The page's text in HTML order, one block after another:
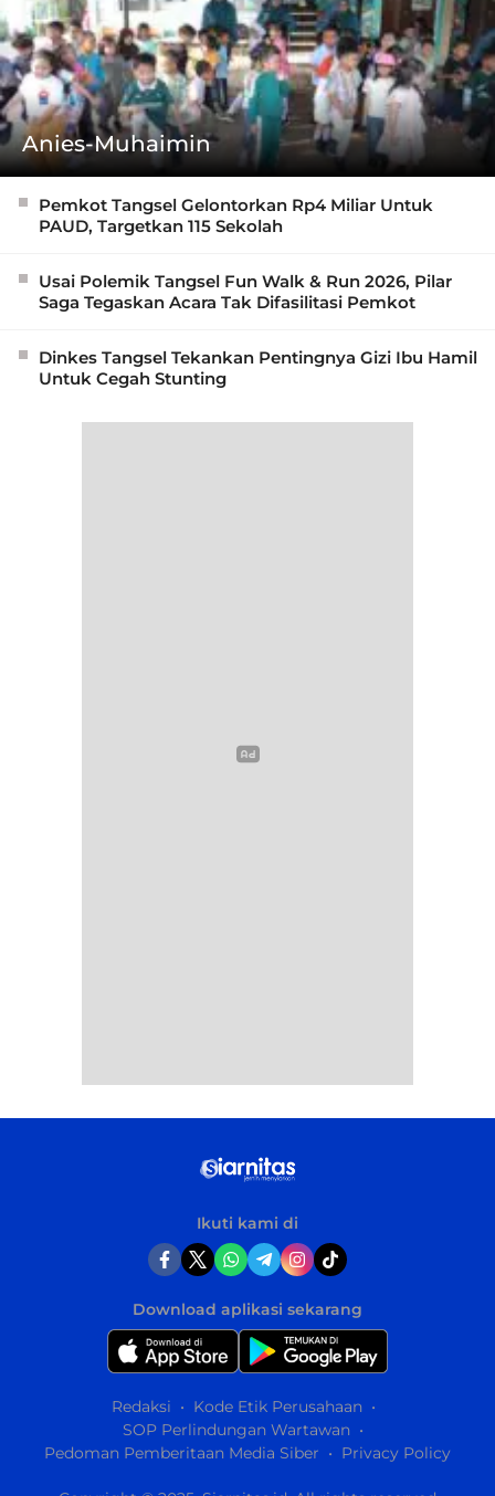
Anies-Muhaimin
Pemkot Tangsel Gelontorkan Rp4 Miliar Untuk
PAUD, Targetkan 115 Sekolah
Usai Polemik Tangsel Fun Walk & Run 2026, Pilar
Saga Tegaskan Acara Tak Difasilitasi Pemkot
Dinkes Tangsel Tekankan Pentingnya Gizi Ibu Hamil
Untuk Cegah Stunting
Ikuti kami di
Download aplikasi sekarang
Redaksi
Kode Etik Perusahaan
SOP Perlindungan Wartawan
Pedoman Pemberitaan Media Siber
Privacy Policy